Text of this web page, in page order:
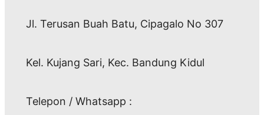
Jl. Terusan Buah Batu, Cipagalo No 307
Kel. Kujang Sari, Kec. Bandung Kidul
Telepon / Whatsapp :